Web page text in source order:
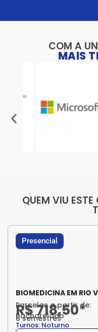
COM A
MAIS
QUEM VIU ESTE
Presencial
BIOMEDICINA EM RIO
Parcelas a partir de:
R$ 718,50*
Bacharelado
8 semestres
Turnos: Noturno